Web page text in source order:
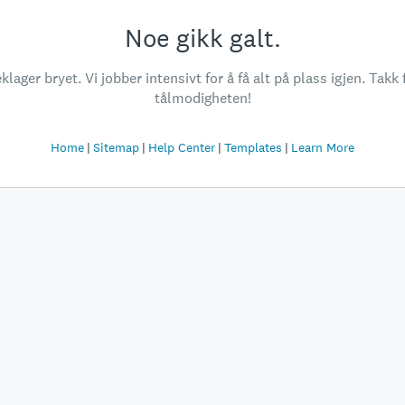
Noe gikk galt.
bryet. Vi jobber intensivt for å få alt på plass igjen. Takk
tålmodigheten!
Home Sitemap Help Center Templates Learn More